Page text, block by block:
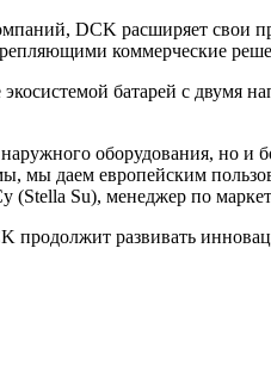
DCK расширяет свои
коммерческие
батарей с двумя
оборудования, но
мы даем европейским
(Stella Su), менеджер по
продолжит развивать